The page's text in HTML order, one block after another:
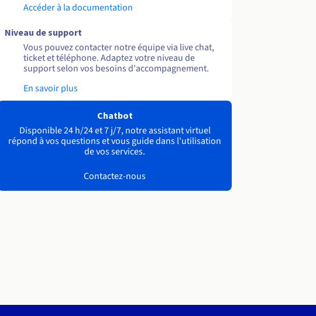
Accéder à la documentation
Niveau de support
Vous pouvez contacter notre équipe via live chat,
ticket et téléphone. Adaptez votre niveau de
support selon vos besoins d'accompagnement.
En savoir plus
Chatbot
Disponible 24 h/24 et 7 j/7, notre assistant virtuel
répond à vos questions et vous guide dans l'utilisation
de vos services.
Contactez-nous